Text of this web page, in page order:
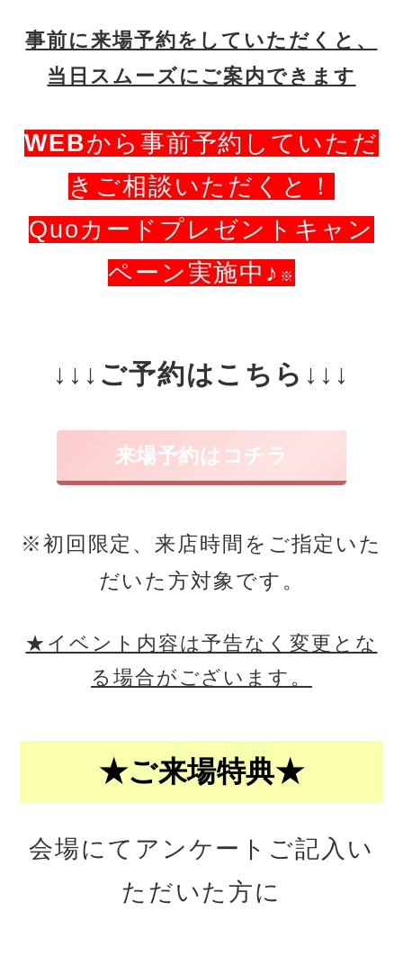
事前に来場予約をしていただくと、
当日スムーズにご案内できます
WEBから事前予約していただ
きご相談いただくと！
Quoカードプレゼントキャン
ペーン実施中♪ ※
↓↓↓ご予約はこちら↓↓↓
来場予約はコチラ
※初回限定、来店時間をご指定いた
だいた方対象です。
★イベント内容は予告なく変更とな
る場合がございます。
★ご来場特典★
会場にてアンケートご記入い
ただいた方に